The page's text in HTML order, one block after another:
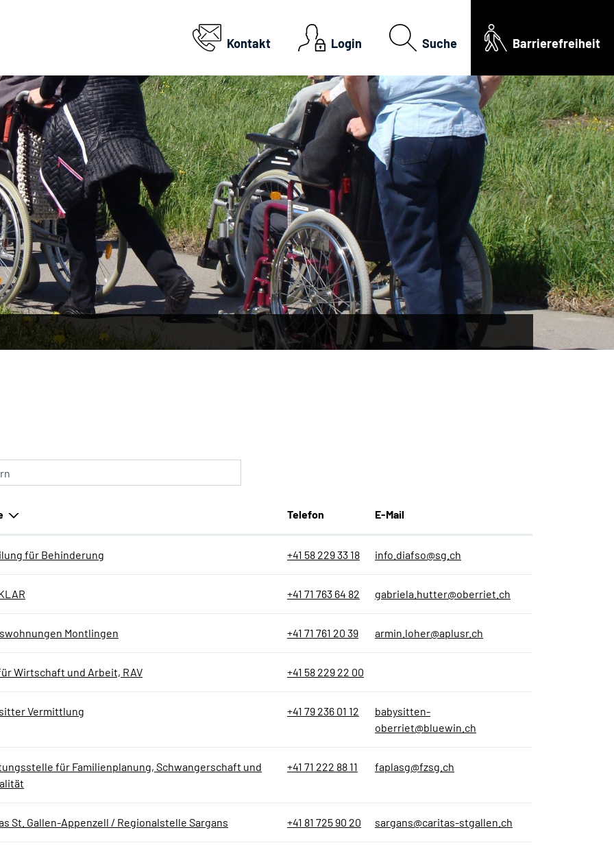
Barrierefreiheit
Kontakt Login Suche
Telefon E-Mail
für Behinderung +41 58 229 33 18 info.diafso@sg.ch
+41 71 763 64 82 gabriela.hutter@oberriet.ch
Montlingen +41 71 761 20 39 armin.loher@aplusr.ch
Wirtschaft und Arbeit, RAV +41 58 229 22 00
Vermittlung +41 79 236 01 12
babysitten-
oberriet@bluewin.ch
für Familienplanung, Schwangerschaft und
+41 71 222 88 11 faplasg@fzsg.ch
St. Gallen-Appenzell / Regionalstelle Sargans +41 81 725 90 20 sargans@caritas-stgallen.ch